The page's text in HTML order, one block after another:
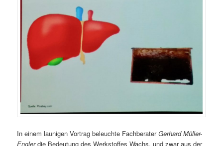
In einem launigen Vortrag beleuchte FachberaterGerhard Müller-
Englerdie Bedeutung des Werkstoffes Wachs, und zwar aus der